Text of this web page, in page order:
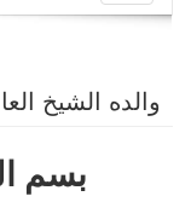
navigation
والده الشيخ
بسم